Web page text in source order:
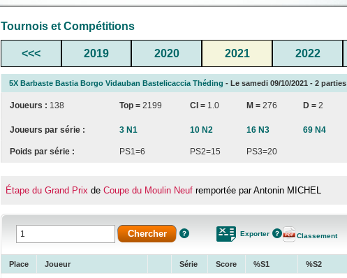
Tournois et Compétitions
<<< 2019 2020 2021 2022
5X Barbaste Bastia Borgo Vidauban Bastelicaccia Théding - Le samedi 09/10/2021 - 2 parties
Joueurs : 138 Top = 2199 CI = 1.0 M = 276 D = 2
Joueurs par série : 3 N1 10 N2 16 N3 69 N4
Poids par série : PS1=6 PS2=15 PS3=20
Étape du Grand Prix de Coupe du Moulin Neufremportée par Antonin MICHEL
Exporter Classement
Place Joueur Série Score %S1 %S2